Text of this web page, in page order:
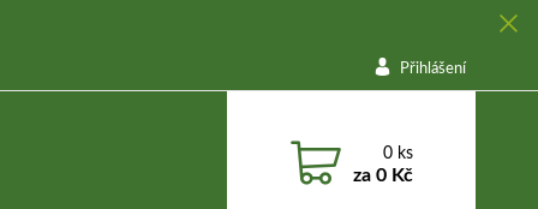
Přihlášení
0 ks
za0 Kč